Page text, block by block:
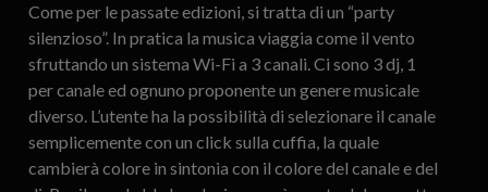
Come per le passate edizioni, si tratta di un “party
silenzioso”. In pratica la musica viaggia come il vento
sfruttando un sistema Wi-Fi a 3 canali. Ci sono 3 dj, 1
per canale ed ognuno proponente un genere musicale
diverso. L’utente ha la possibilità di selezionare il canale
semplicemente con un click sulla cuffia, la quale
cambierà colore in sintonia con il colore del canale e del